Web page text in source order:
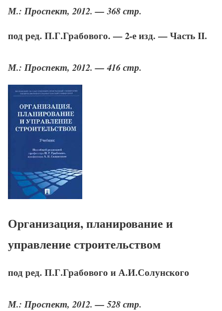
М.: Проспект, 2012. — 368 стр.
под ред. П.Г.Грабового. — 2-е изд. — Часть II.
М.: Проспект, 2012. — 416 стр.
Организация, планирование и
управление строительством
под ред. П.Г.Грабового и А.И.Солунского
М.: Проспект, 2012. — 528 стр.